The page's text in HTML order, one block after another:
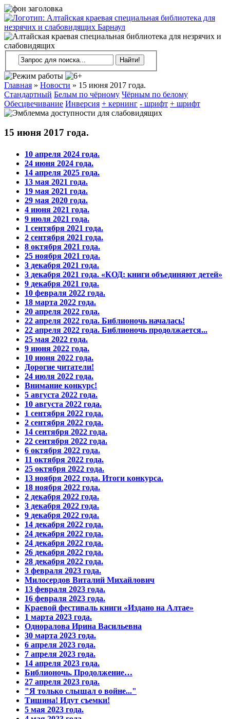
Главная » Новости » 15 июня 2017 года.
Стандартный Белым по чёрному Чёрным по белому
Обесцвечивание Инверсия + кернинг - шрифт + шрифт
15 июня 2017 года.
10 апреля 2024 года.
24 июня 2024 года.
14 апреля 2025 года.
13 мая 2021 года.
19 мая 2021 года.
29 мая 2020 года.
4 июня 2021 года.
9 июля 2021 года.
1 сентября 2021 года.
2 сентября 2021 года.
8 октября 2021 года.
25 ноября 2021 года.
3 декабря 2021 года.
3 декабря 2021 года. «КОД: книги объединяют детей»
9 декабря 2021 года.
10 февраля 2022 года.
18 марта 2022 года.
20 апреля 2022 года.
22 апреля 2022 года. Библионочь началась!
22 апреля 2022 года. Библионочь продолжается...
25 мая 2022 года.
9 июня 2022 года.
10 июня 2022 года.
Дорогие читатели!
24 июля 2022 года.
Внимание конкурс!
5 августа 2022 года.
10 августа 2022 года.
1 сентября 2022 года.
2 сентября 2022 года.
14 сентября 2022 года.
22 сентября 2022 года.
6 октября 2022 года.
11 октября 2022 года.
25 октября 2022 года.
13 ноября 2022 года. Итоги конкурса.
18 ноября 2022 года.
2 декабря 2022 года.
3 декабря 2022 года.
9 декабря 2022 года.
14 декабря 2022 года.
24 декабря 2022 года.
24 декабря 2022 года.
26 декабря 2022 года.
28 декабря 2022 года.
3 февраля 2023 года.
Милосердов Виталий Михайлович
13 февраля 2023 года.
16 февраля 2023 года.
Краевой фестиваль книги «Издано на Алтае»
1 марта 2023 года.
Одноралова Ирина Васильевна
30 марта 2023 года.
6 апреля 2023 года.
7 апреля 2023 года.
14 апреля 2023 года.
Библионочь. Продолжение…
27 апреля 2023 года.
"Я только слышал о войне..."
Тишина! Идут съемки!
5 мая 2023 года.